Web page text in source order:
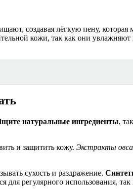
создавая лёгкую пену, которая
кожи, так как они
натуральные ингредиенты,
и защитить кожу. Экстракты овса
сухость и раздражение.
для регулярного использования,